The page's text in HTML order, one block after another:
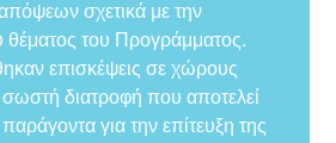
σχετικά με την
θέματος του Προγράμματος.
επισκέψεις σε χώρους
σωστή διατροφή που αποτελεί
για την επίτευξη της